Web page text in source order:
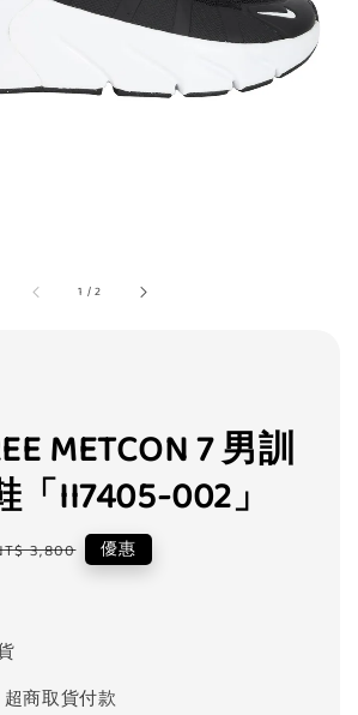
1 /2
METCON 7 男訓
「II7405-002」
3,800 優惠
商取貨付款